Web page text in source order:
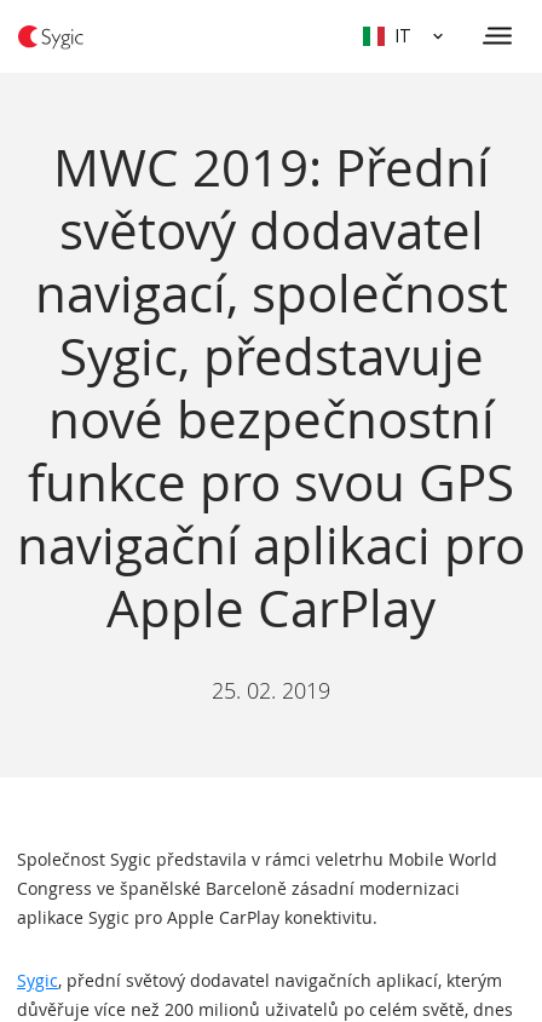
IT
MWC 2019: Přední
světový dodavatel
navigací, společnost
Sygic, představuje
nové bezpečnostní
funkce pro svou GPS
navigační aplikaci pro
Apple CarPlay
25. 02. 2019
Společnost Sygic představila v rámci veletrhu Mobile World
Congress ve španělské Barceloně zásadní modernizaci
aplikace Sygic pro Apple CarPlay konektivitu.
Sygic, přední světový dodavatel navigačních aplikací, kterým
důvěřuje více než 200 milionů uživatelů po celém světě, dnes